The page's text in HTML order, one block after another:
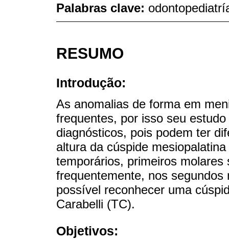
Palabras clave:
RESUMO
Introdução:
As anomalias de forma em
frequentes, por isso seu
diagnósticos, pois podem ter
altura da cúspide
temporários, primeiros
frequentemente, nos
possível reconhecer uma
Carabelli (TC).
Objetivos: